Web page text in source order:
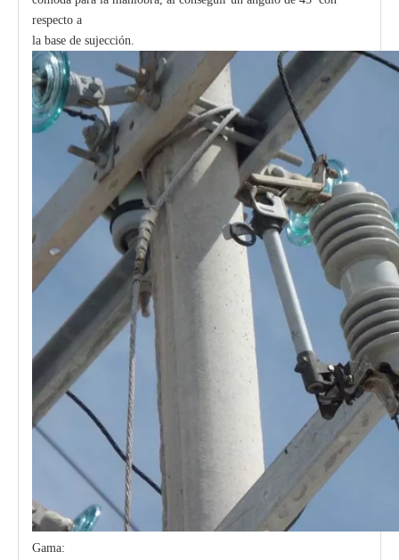
respecto a
la base de sujección.
Gama: